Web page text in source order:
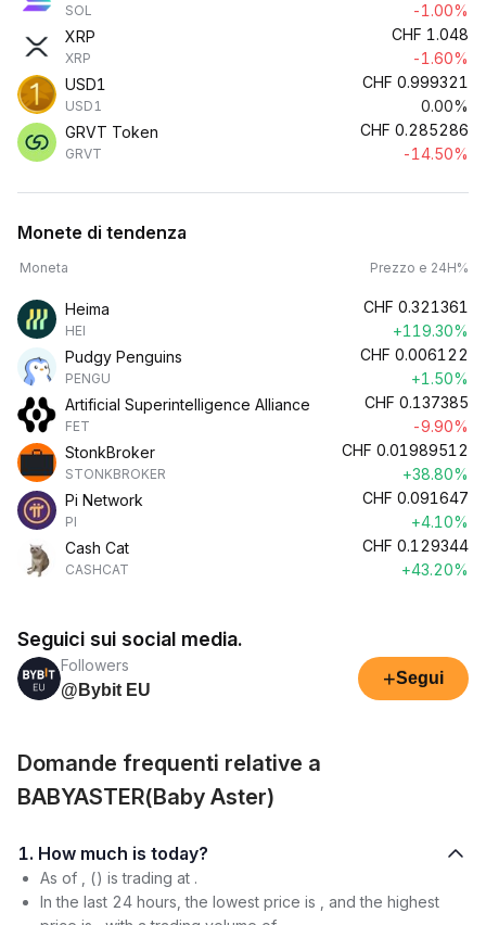
SOL
-1.00%
XRP
XRP
CHF 1.048
-1.60%
USD1
USD1
CHF 0.999321
0.00%
GRVT Token
GRVT
CHF 0.285286
-14.50%
Monete di tendenza
Moneta Prezzo e 24H%
Heima
HEI
CHF 0.321361
+119.30%
Pudgy Penguins
PENGU
CHF 0.006122
+1.50%
Artificial Superintelligence Alliance
FET
CHF 0.137385
-9.90%
StonkBroker
STONKBROKER
CHF 0.01989512
+38.80%
Pi Network
PI
CHF 0.091647
+4.10%
Cash Cat
CASHCAT
CHF 0.129344
+43.20%
Seguici sui social media.
Followers
@Bybit EU
+Segui
Domande frequenti relative a
BABYASTER(Baby Aster)
1. How much is today?
As of , () is trading at .
In the last 24 hours, the lowest price is , and the highest